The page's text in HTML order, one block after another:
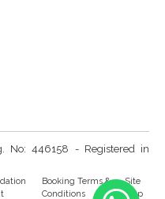
No: 446158 - Registered in
Booking Terms &
Conditions
Site
Map